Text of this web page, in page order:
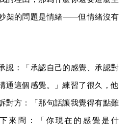
架的問題是情緒——但情緒沒有
認：「承認自己的感覺、承認對
通這個感覺。」練習了很久，他
對方：「那句話讓我覺得有點難
來問：「你現在的感覺是什